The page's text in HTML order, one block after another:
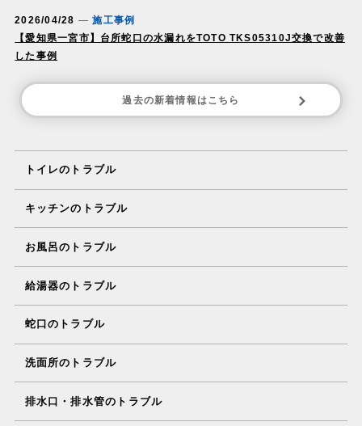
2026/04/28
施工事例
【愛知県一宮市】台所蛇口の水漏れをTOTO TKS05310J交換で改善
した事例
過去の新着情報はこちら
トイレのトラブル
キッチンのトラブル
お風呂のトラブル
給湯器のトラブル
蛇口のトラブル
洗面所のトラブル
排水口・排水管のトラブル